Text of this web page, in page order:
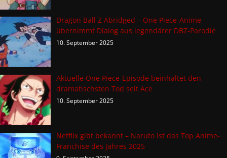
Dragon Ball Z Abridged – One Piece-Anime
übernimmt Dialog aus legendärer DBZ-Parodie
10. September 2025
Aktuelle One Piece-Episode beinhaltet den
dramatischsten Tod seit Ace
10. September 2025
Netflix gibt bekannt – Naruto ist das Top Anime-
Franchise des Jahres 2025